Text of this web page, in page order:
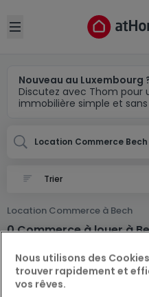
Open sidebar
Nouveau au Luxembourg
Discutez avec Thom pour
immobilière simple et sans
Location Commerce Bech
Location Commerce à Bech
0 Commerce à louer à
Annuler
Nous utilisons des
trouver rapidement et
vos rêves.